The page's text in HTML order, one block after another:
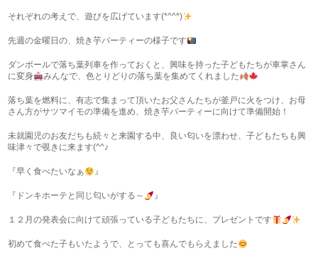
それぞれの考えで、遊びを広げています(*^^*)
先週の金曜日の、焼き芋パーティーの様子です
ダンボールで落ち葉列車を作っておくと、興味を持った子どもたちが車掌さん
に変身
みんなで、色とりどりの落ち葉を集めてくれました
落ち葉を燃料に、有志で集まって頂いたお父さんたちが釜戸に火をつけ、お母
さん方がサツマイモの準備を進め、焼き芋パーティーに向けて準備開始！
未就園児のお友だちも続々と来園する中、良い匂いを漂わせ、子どもたちも興
味津々で覗きに来ます(^^♪
『早く食べたいなぁ 』
『ドンキホーテと同じ匂いがする～ 』
１２月の発表会に向けて頑張っている子どもたちに、プレゼントです
初めて食べた子もいたようで、とっても喜んでもらえました